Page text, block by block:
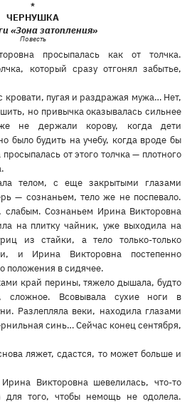
*
ЧЕРНУШКА
«Зона затопления»
Повесть
просыпалась как от толчка.
который сразу отгонял забытье,
кровати, пугая и раздражая мужа… Нет,
но привычка оказывалась сильнее
не держали корову, когда дети
было будить на учебу, когда вроде бы
от этого толчка — плотного
телом, с еще закрытыми глазами
— сознаньем, тело же не поспевало.
слабым. Сознаньем Ирина Викторовна
на плитку чайник, уже выходила на
из стайки, а тело только-только
и Ирина Викторовна постепенно
положения в сидячее.
край перины, тяжело дышала, будто
сложное. Всовывала сухие ноги в
Разлепляла веки, находила глазами
синь… Сейчас конец сентября,
ляжет, сдастся, то может больше и
Викторовна шевелилась, что-то
для того, чтобы немощь не одолела.